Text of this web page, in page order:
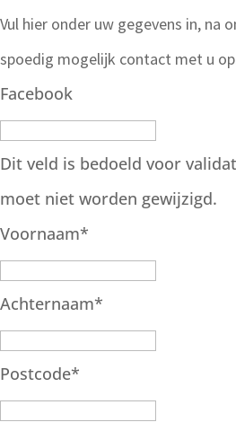
Vul hier onder uw gegevens in, na
spoedig mogelijk contact met u
Facebook
Dit veld is bedoeld voor
moet niet worden gewijzigd.
Voornaam*
Achternaam*
Postcode*